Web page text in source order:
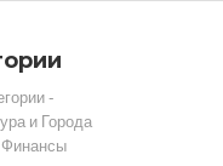
-
и Города
Финансы